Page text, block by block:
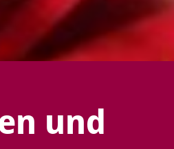
und